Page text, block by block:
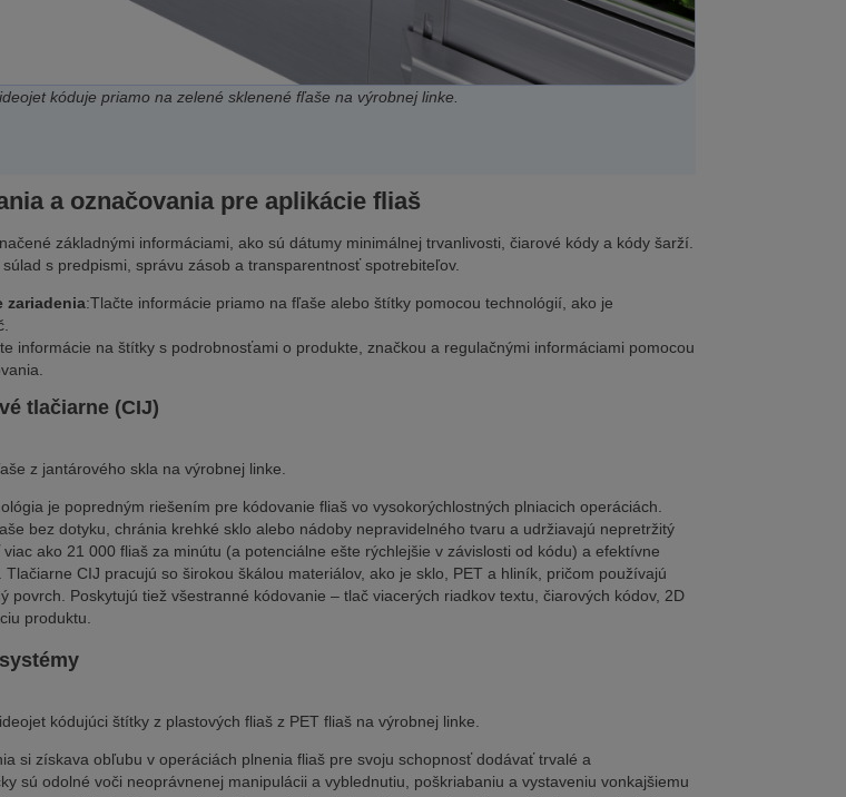
kóduje priamo na zelené sklenené fľaše na výrobnej linke.
a označovania pre aplikácie fliaš
základnými informáciami, ako sú dátumy minimálnej trvanlivosti, čiarové kódy a kódy šarží.
s predpismi, správu zásob a transparentnosť spotrebiteľov.
zariadenia:Tlačte informácie priamo na fľaše alebo štítky pomocou technológií, ako je
informácie na štítky s podrobnosťami o produkte, značkou a regulačnými informáciami pomocou
tlačiarne (CIJ)
z jantárového skla na výrobnej linke.
je popredným riešením pre kódovanie fliaš vo vysokorýchlostných plniacich operáciách.
bez dotyku, chránia krehké sklo alebo nádoby nepravidelného tvaru a udržiavajú nepretržitý
ako 21 000 fliaš za minútu (a potenciálne ešte rýchlejšie v závislosti od kódu) a efektívne
CIJ pracujú so širokou škálou materiálov, ako je sklo, PET a hliník, pričom používajú
povrch. Poskytujú tiež všestranné kódovanie – tlač viacerých riadkov textu, čiarových kódov, 2D
produktu.
kódujúci štítky z plastových fliaš z PET fliaš na výrobnej linke.
si získava obľubu v operáciách plnenia fliaš pre svoju schopnosť dodávať trvalé a
sú odolné voči neoprávnenej manipulácii a vyblednutiu, poškriabaniu a vystaveniu vonkajšiemu